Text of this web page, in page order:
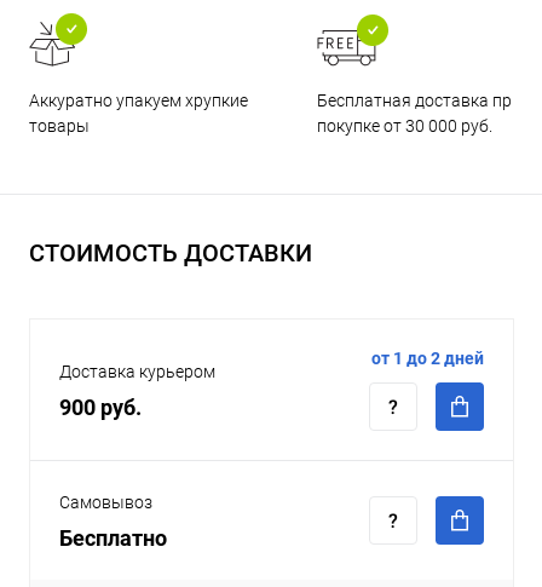
Аккуратно упакуем хрупкие
товары
Бесплатная доставка при
покупке от 30 000 руб.
СТОИМОСТЬ ДОСТАВКИ
Доставка курьером
900 руб.
от 1 до 2 дней
Самовывоз
Бесплатно